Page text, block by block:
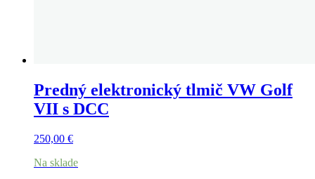
Predný elektronický tlmič VW Golf
VII s DCC
250,00 €
Na sklade